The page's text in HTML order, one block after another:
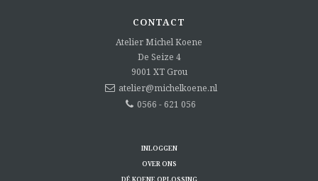
CONTACT
Atelier Michel Koene
De Seize 4
9001 XT Grou
atelier@michelkoene.nl
0566 - 621 056
INLOGGEN
OVER ONS
DÉ KOENE OPLOSSING